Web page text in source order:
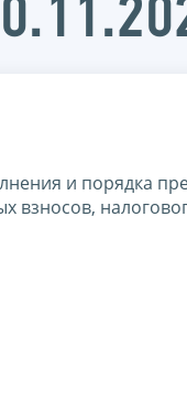
и порядка
взносов,